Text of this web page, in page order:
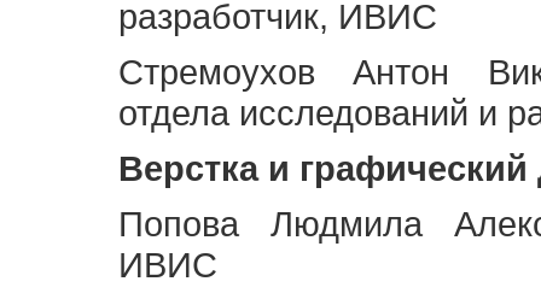
разработчик, ИВИС
Стремоухов Антон
отдела исследований и
Верстка и графический
Попова Людмила
ИВИС